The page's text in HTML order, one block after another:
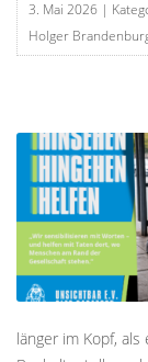
3. Mai 2026 |
Holger
länger im Kopf,